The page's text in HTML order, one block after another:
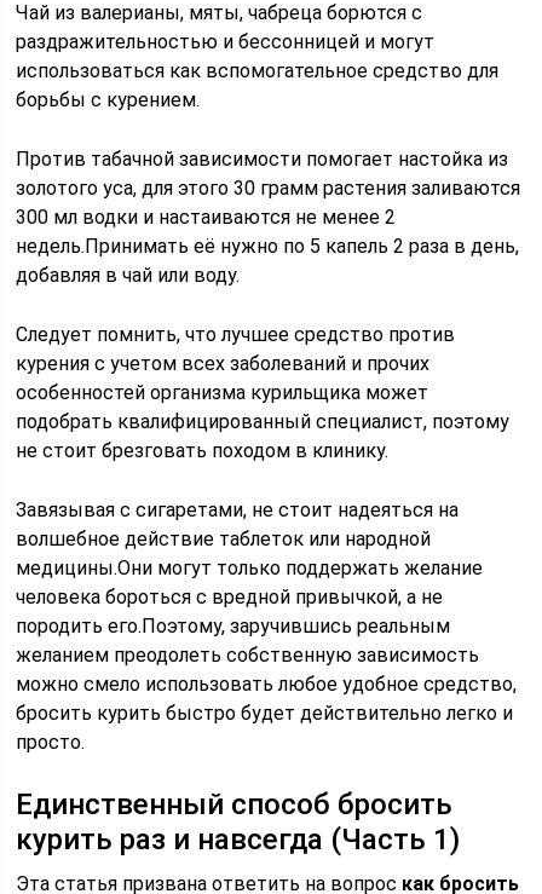
Чай из валерианы, мяты, чабреца борются с
раздражительностью и бессонницей и могут
использоваться как вспомогательное средство для
борьбы с курением.
Против табачной зависимости помогает настойка из
золотого уса, для этого 30 грамм растения заливаются
300 мл водки и настаиваются не менее 2
недель.Принимать её нужно по 5 капель 2 раза в день,
добавляя в чай или воду.
Следует помнить, что лучшее средство против
курения с учетом всех заболеваний и прочих
особенностей организма курильщика может
подобрать квалифицированный специалист, поэтому
не стоит брезговать походом в клинику.
Завязывая с сигаретами, не стоит надеяться на
волшебное действие таблеток или народной
медицины.Они могут только поддержать желание
человека бороться с вредной привычкой, а не
породить его.Поэтому, заручившись реальным
желанием преодолеть собственную зависимость
можно смело использовать любое удобное средство,
бросить курить быстро будет действительно легко и
просто.
Единственный способ бросить
курить раз и навсегда (Часть 1)
Эта статья призвана ответить на вопрос как бросить